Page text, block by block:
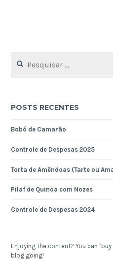
por:
POSTS RECENTES
Bobó de Camarão
Controle de Despesas 2025
Torta de Amêndoas (Tarte ou
Pilaf de Quinoa com Nozes
Controle de Despesas 2024
Enjoying the content? You can
blog going!